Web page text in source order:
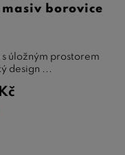
borovice
úložným prostorem
design ...
Kč